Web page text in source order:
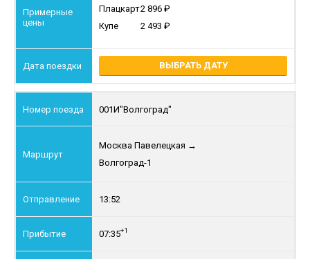
Плацкарт2 896
Купе
2 493
ВЫБРАТЬ ДАТУ
001И"Волгоград"
Москва Павелецкая →
Волгоград-1
13:52
07:35+1